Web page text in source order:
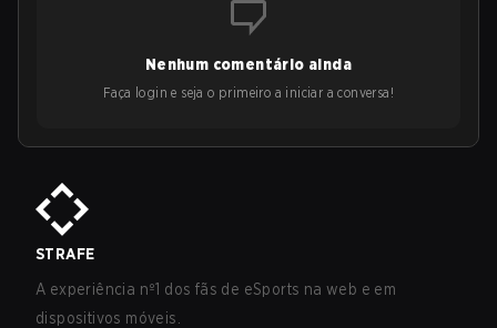
Nenhum comentário ainda
Faça login e seja o primeiro a iniciar a conversa!
STRAFE
A experiência nº1 dos fãs de eSports na web e em
dispositivos móveis.